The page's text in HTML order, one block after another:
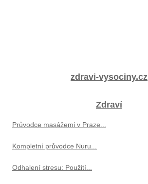
zdravi-vysociny.cz
Zdraví
Průvodce masážemi v Praze...
Kompletní průvodce Nuru...
Odhalení stresu: Použití...